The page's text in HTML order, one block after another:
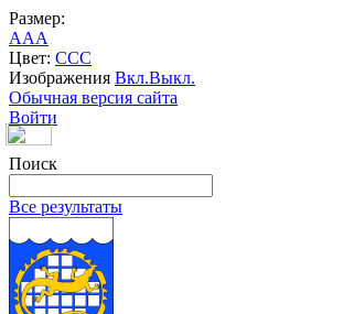
Размер:
AAA
Цвет: CCC
Изображения Вкл.Выкл.
Обычная версия сайта
Войти
Поиск
Все результаты